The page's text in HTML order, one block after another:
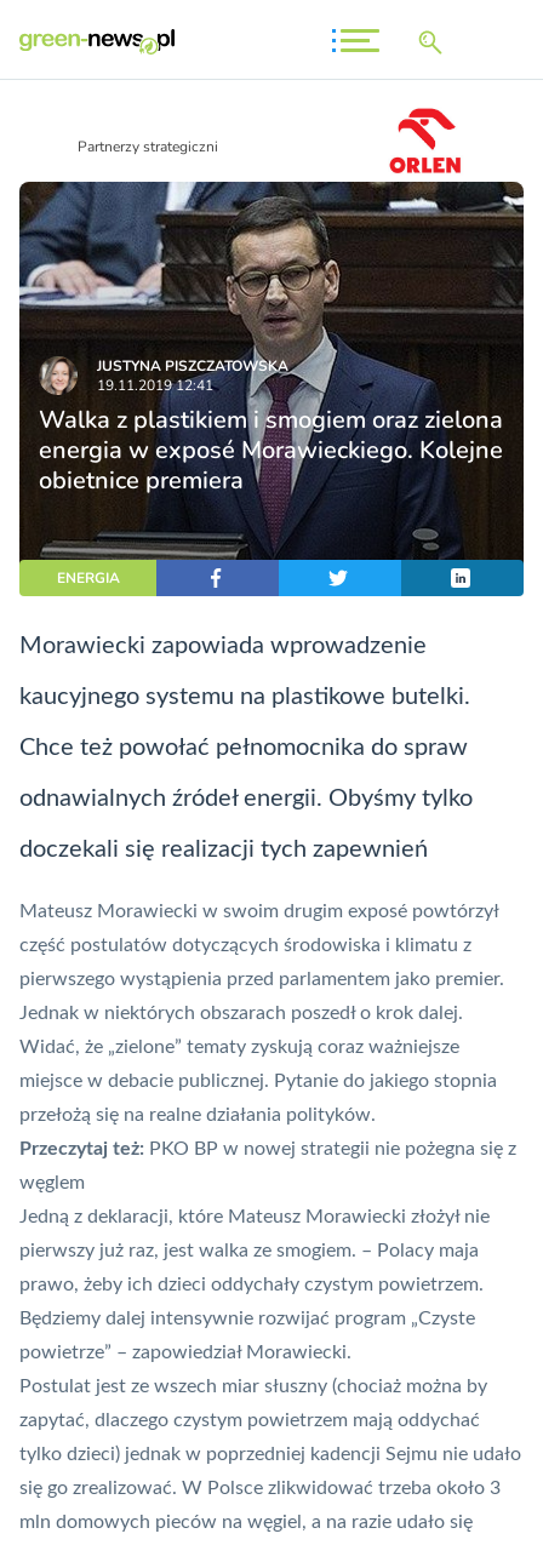
Partnerzy strategiczni
JUSTYNA PISZCZATOWSKA
19.11.2019 12:41
Walka z plastikiem i smogiem oraz zielona
energia w exposé Morawieckiego. Kolejne
obietnice premiera
ENERGIA
Morawiecki zapowiada wprowadzenie
kaucyjnego systemu na plastikowe butelki.
Chce też powołać pełnomocnika do spraw
odnawialnych źródeł energii. Obyśmy tylko
doczekali się realizacji tych zapewnień
Mateusz Morawiecki w swoim drugim exposé powtórzył
część postulatów dotyczących środowiska i klimatu z
pierwszego wystąpienia przed parlamentem jako premier.
Jednak w niektórych obszarach poszedł o krok dalej.
Widać, że „zielone” tematy zyskują coraz ważniejsze
miejsce w debacie publicznej. Pytanie do jakiego stopnia
przełożą się na realne działania polityków.
Przeczytaj też: PKO BP w nowej strategii nie pożegna się z
węglem
Jedną z deklaracji, które Mateusz Morawiecki złożył nie
pierwszy już raz, jest walka ze smogiem. – Polacy maja
prawo, żeby ich dzieci oddychały czystym powietrzem.
Będziemy dalej intensywnie rozwijać program „Czyste
powietrze” – zapowiedział Morawiecki.
Postulat jest ze wszech miar słuszny (chociaż można by
zapytać, dlaczego czystym powietrzem mają oddychać
tylko dzieci) jednak w poprzedniej kadencji Sejmu nie udało
się go zrealizować. W Polsce zlikwidować trzeba około 3
mln domowych pieców na węgiel, a na razie udało się